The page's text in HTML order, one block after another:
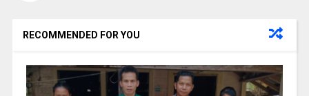
RECOMMENDED FOR YOU